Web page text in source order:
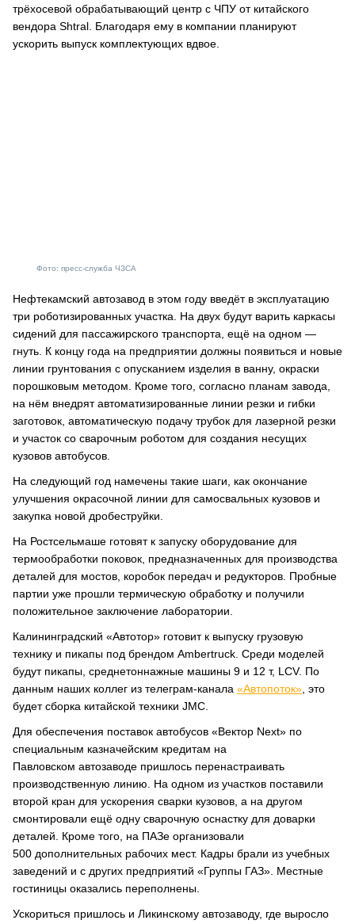
трёхосевой обрабатывающий центр с ЧПУ от китайского
вендора Shtral. Благодаря ему в компании планируют
ускорить выпуск комплектующих вдвое.
Фото: пресс-служба ЧЗСА
Нефтекамский автозавод в этом году введёт в эксплуатацию
три роботизированных участка. На двух будут варить каркасы
сидений для пассажирского транспорта, ещё на одном —
гнуть. К концу года на предприятии должны появиться и новые
линии грунтования с опусканием изделия в ванну, окраски
порошковым методом. Кроме того, согласно планам завода,
на нём внедрят автоматизированные линии резки и гибки
заготовок, автоматическую подачу трубок для лазерной резки
и участок со сварочным роботом для создания несущих
кузовов автобусов.
На следующий год намечены такие шаги, как окончание
улучшения окрасочной линии для самосвальных кузовов и
закупка новой дробеструйки.
На Ростсельмаше готовят к запуску оборудование для
термообработки поковок, предназначенных для производства
деталей для мостов, коробок передач и редукторов. Пробные
партии уже прошли термическую обработку и получили
положительное заключение лаборатории.
Калининградский «Автотор» готовит к выпуску грузовую
технику и пикапы под брендом Ambertruck. Среди моделей
будут пикапы, среднетоннажные машины 9 и 12 т, LCV. По
данным наших коллег из телеграм-канала «Автопоток» , это
будет сборка китайской техники JMC.
Для обеспечения поставок автобусов «Вектор Next» по
специальным казначейским кредитам на
Павловском автозаводе пришлось перенастраивать
производственную линию. На одном из участков поставили
второй кран для ускорения сварки кузовов, а на другом
смонтировали ещё одну сварочную оснастку для доварки
деталей. Кроме того, на ПАЗе организовали
500 дополнительных рабочих мест. Кадры брали из учебных
заведений и с других предприятий «Группы ГАЗ». Местные
гостиницы оказались переполнены.
Ускориться пришлось и Ликинскому автозаводу, где выросло